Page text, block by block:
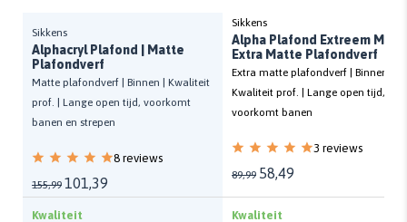
Sikkens
Alphacryl Plafond | Matte
Plafondverf
Matte plafondverf | Binnen | Kwaliteit
prof. | Lange open tijd, voorkomt
banen en strepen
8 reviews
155,99 101,39
Kwaliteit
Sikkens
Alpha Plafond Extreem Mat |
Extra Matte Plafondverf
Extra matte plafondverf | Binnen |
Kwaliteit prof. | Lange open tijd,
voorkomt banen
3 reviews
89,99 58,49
Kwaliteit